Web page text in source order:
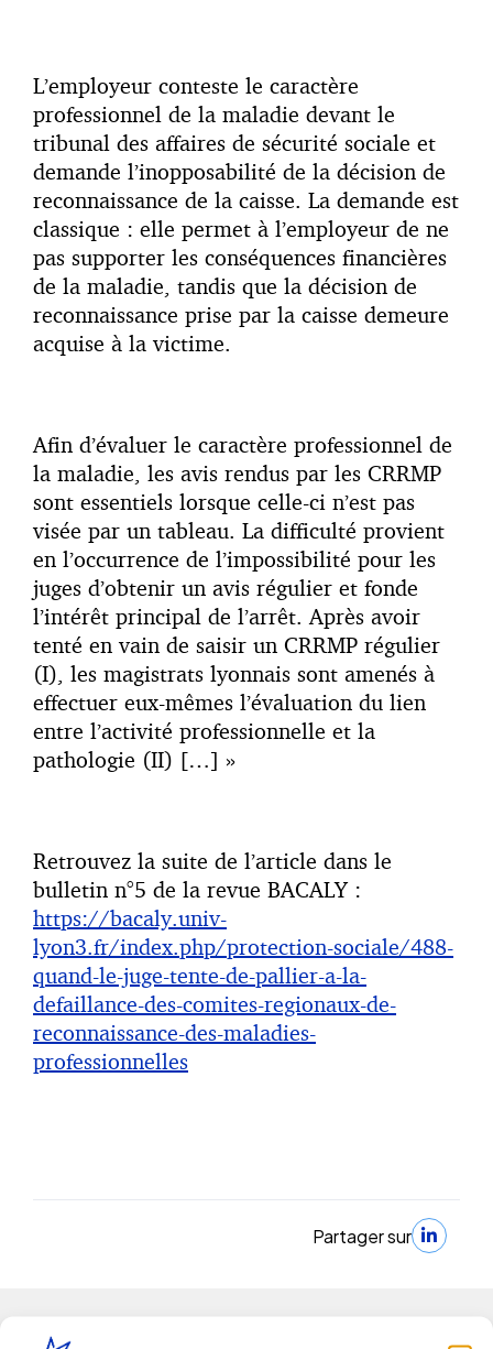
L’employeur conteste le caractère
professionnel de la maladie devant le
tribunal des affaires de sécurité sociale et
demande l’inopposabilité de la décision de
reconnaissance de la caisse. La demande est
classique : elle permet à l’employeur de ne
pas supporter les conséquences financières
de la maladie, tandis que la décision de
reconnaissance prise par la caisse demeure
acquise à la victime.
Afin d’évaluer le caractère professionnel de
la maladie, les avis rendus par les CRRMP
sont essentiels lorsque celle-ci n’est pas
visée par un tableau. La difficulté provient
en l’occurrence de l’impossibilité pour les
juges d’obtenir un avis régulier et fonde
l’intérêt principal de l’arrêt. Après avoir
tenté en vain de saisir un CRRMP régulier
(I), les magistrats lyonnais sont amenés à
effectuer eux-mêmes l’évaluation du lien
entre l’activité professionnelle et la
pathologie (II) […] »
Retrouvez la suite de l’article dans le
bulletin n°5 de la revue BACALY :
https://bacaly.univ-
lyon3.fr/index.php/protection-sociale/488-
quand-le-juge-tente-de-pallier-a-la-
defaillance-des-comites-regionaux-de-
reconnaissance-des-maladies-
professionnelles
Partager sur